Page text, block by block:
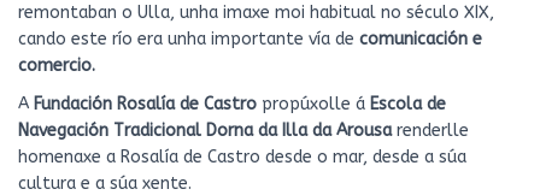
remontaban o Ulla, unha imaxe moi habitual no século XIX,
cando este río era unha importante vía de comunicación e
comercio.
A Fundación Rosalía de Castro propúxolle á Escola de
Navegación Tradicional Dorna da Illa da Arousarenderlle
homenaxe a Rosalía de Castro desde o mar, desde a súa
cultura e a súa xente.